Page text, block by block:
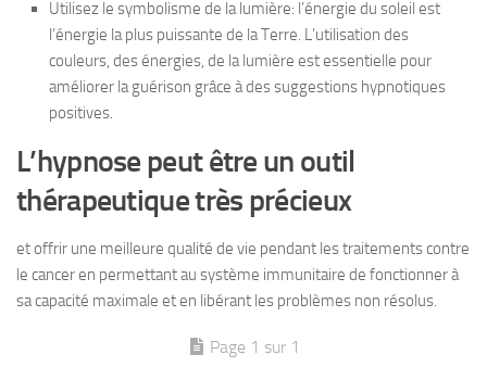
Utilisez le symbolisme de la lumière: l’énergie du soleil est
l’énergie la plus puissante de la Terre. L’utilisation des
couleurs, des énergies, de la lumière est essentielle pour
améliorer la guérison grâce à des suggestions hypnotiques
positives.
L’hypnose peut être un outil
thérapeutique très précieux
et offrir une meilleure qualité de vie pendant les traitements contre
le cancer en permettant au système immunitaire de fonctionner à
sa capacité maximale et en libérant les problèmes non résolus.
Page 1 sur 1